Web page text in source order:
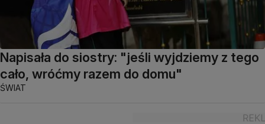
Napisała do siostry: "jeśli wyjdziemy z tego
cało, wróćmy razem do domu"
ŚWIAT